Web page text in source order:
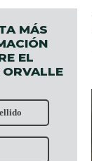
MÁS
EL